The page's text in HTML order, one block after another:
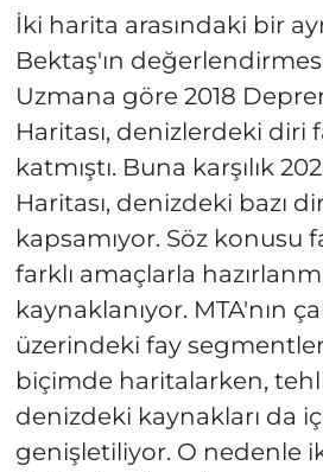
İki harita arasındaki bir
Bektaş'ın
Uzmana göre 2018
Haritası, denizlerdeki diri
katmıştı. Buna karşılık
Haritası, denizdeki bazı
kapsamıyor. Söz konusu
farklı amaçlarla
kaynaklanıyor. MTA'nın
üzerindeki fay
biçimde haritalarken,
denizdeki kaynakları da
genişletiliyor. O nedenle